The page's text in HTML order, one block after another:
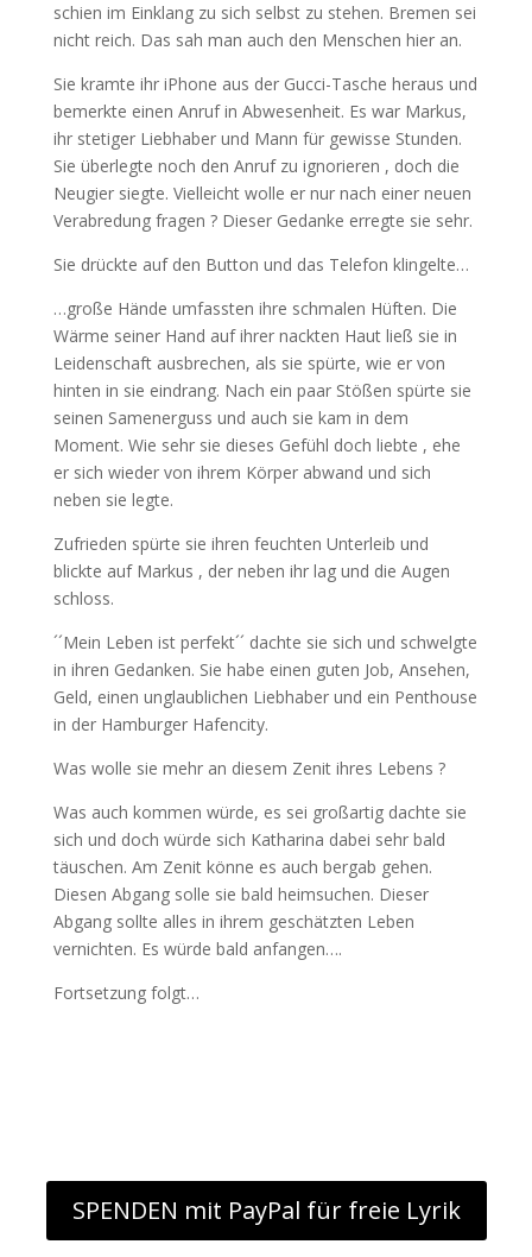
schien im Einklang zu sich selbst zu stehen. Bremen sei
nicht reich. Das sah man auch den Menschen hier an.
Sie kramte ihr iPhone aus der Gucci-Tasche heraus und
bemerkte einen Anruf in Abwesenheit. Es war Markus,
ihr stetiger Liebhaber und Mann für gewisse Stunden.
Sie überlegte noch den Anruf zu ignorieren , doch die
Neugier siegte. Vielleicht wolle er nur nach einer neuen
Verabredung fragen ? Dieser Gedanke erregte sie sehr.
Sie drückte auf den Button und das Telefon klingelte…
…große Hände umfassten ihre schmalen Hüften. Die
Wärme seiner Hand auf ihrer nackten Haut ließ sie in
Leidenschaft ausbrechen, als sie spürte, wie er von
hinten in sie eindrang. Nach ein paar Stößen spürte sie
seinen Samenerguss und auch sie kam in dem
Moment. Wie sehr sie dieses Gefühl doch liebte , ehe
er sich wieder von ihrem Körper abwand und sich
neben sie legte.
Zufrieden spürte sie ihren feuchten Unterleib und
blickte auf Markus , der neben ihr lag und die Augen
schloss.
´´Mein Leben ist perfekt´´ dachte sie sich und schwelgte
in ihren Gedanken. Sie habe einen guten Job, Ansehen,
Geld, einen unglaublichen Liebhaber und ein Penthouse
in der Hamburger Hafencity.
Was wolle sie mehr an diesem Zenit ihres Lebens ?
Was auch kommen würde, es sei großartig dachte sie
sich und doch würde sich Katharina dabei sehr bald
täuschen. Am Zenit könne es auch bergab gehen.
Diesen Abgang solle sie bald heimsuchen. Dieser
Abgang sollte alles in ihrem geschätzten Leben
vernichten. Es würde bald anfangen….
Fortsetzung folgt…
SPENDEN mit PayPal für freie Lyrik